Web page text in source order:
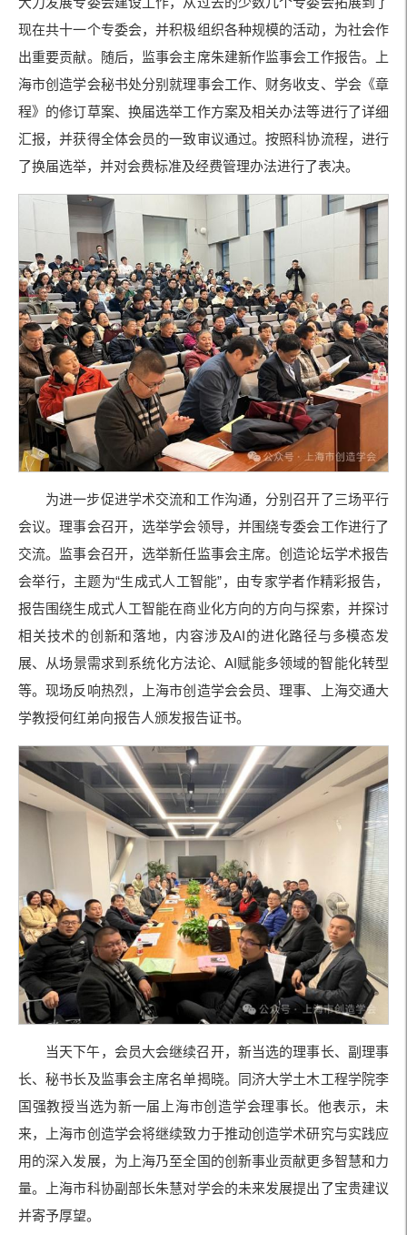
现在共十一个专委会，并积极组织各种规模的活动，为社会作
出重要贡献。随后，监事会主席朱建新作监事会工作报告。上
海市创造学会秘书处分别就理事会工作、财务收支、学会《章
程》的修订草案、换届选举工作方案及相关办法等进行了详细
汇报，并获得全体会员的一致审议通过。按照科协流程，进行
了换届选举，并对会费标准及经费管理办法进行了表决。
为进一步促进学术交流和工作沟通，分别召开了三场平行
会议。理事会召开，选举学会领导，并围绕专委会工作进行了
交流。监事会召开，选举新任监事会主席。创造论坛学术报告
会举行，主题为“生成式人工智能”，由专家学者作精彩报告，
报告围绕生成式人工智能在商业化方向的方向与探索，并探讨
相关技术的创新和落地，内容涉及AI的进化路径与多模态发
展、从场景需求到系统化方法论、AI赋能多领域的智能化转型
等。现场反响热烈，上海市创造学会会员、理事、上海交通大
学教授何红弟向报告人颁发报告证书。
当天下午，会员大会继续召开，新当选的理事长、副理事
长、秘书长及监事会主席名单揭晓。同济大学土木工程学院李
国强教授当选为新一届上海市创造学会理事长。他表示，未
来，上海市创造学会将继续致力于推动创造学术研究与实践应
用的深入发展，为上海乃至全国的创新事业贡献更多智慧和力
量。上海市科协副部长朱慧对学会的未来发展提出了宝贵建议
并寄予厚望。